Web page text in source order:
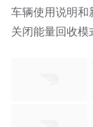
车辆使用说明和
关闭能量回收模